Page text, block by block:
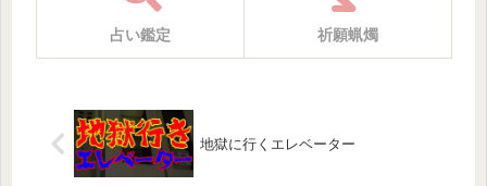
占い鑑定 祈願蝋燭
地獄に行くエレベーター